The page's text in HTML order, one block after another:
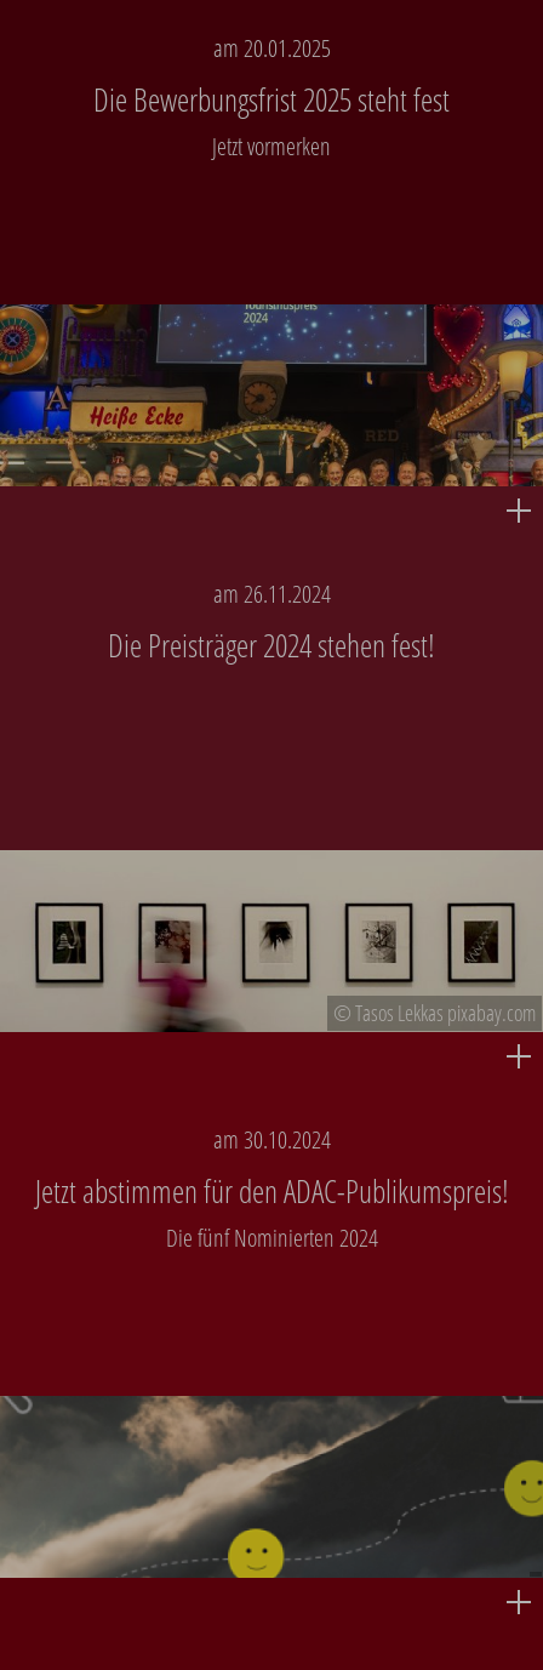
am 20.01.2025
Die Bewerbungsfrist 2025 steht fest
Jetzt vormerken
am 26.11.2024
Die Preisträger 2024 stehen fest!
© Tasos Lekkas pixabay.com
am 30.10.2024
Jetzt abstimmen für den ADAC-Publikumspreis!
Die fünf Nominierten 2024